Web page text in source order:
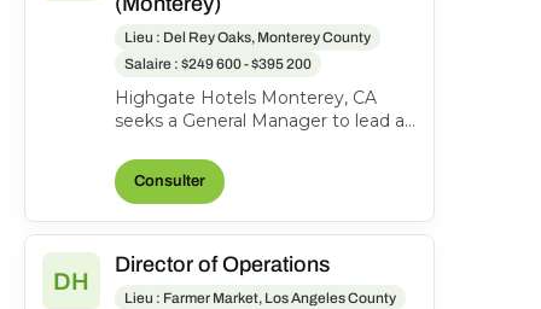
Lieu : Del Rey Oaks, Monterey County
Salaire : $249 600 - $395 200
Highgate Hotels Monterey, CA
seeks a General Manager to lead a
through revenue grow...
Consulter
DH
Director of Operations
Lieu : Farmer Market, Los Angeles County